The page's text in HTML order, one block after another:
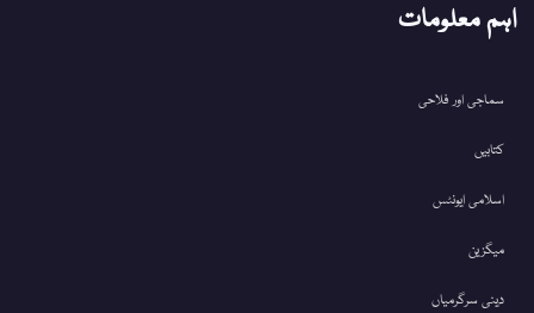
اہم معلومات
سماجی اور فلاحی
کتابیں
اسلامی ایونٹس
میگزین
دینی سرگرمیاں